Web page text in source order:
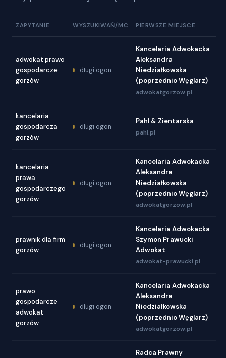
ZAPYTANIE WYSZUKIWAŃ/MC PIERWSZE MIEJSCE
adwokat prawo
gospodarcze
gorzów
długi ogon
Kancelaria Adwokacka
Aleksandra
Niedziałkowska
(poprzednio Węglarz)
adwokatgorzow.pl
kancelaria
gospodarcza
gorzów
długi ogon
Pahl & Zientarska
pahl.pl
kancelaria
prawa
gospodarczego
gorzów
długi ogon
Kancelaria Adwokacka
Aleksandra
Niedziałkowska
(poprzednio Węglarz)
adwokatgorzow.pl
prawnik dla firm
gorzów
długi ogon
Kancelaria Adwokacka
Szymon Prawucki
Adwokat
adwokat-prawucki.pl
prawo
gospodarcze
adwokat
gorzów
długi ogon
Kancelaria Adwokacka
Aleksandra
Niedziałkowska
(poprzednio Węglarz)
adwokatgorzow.pl
Radca Prawny